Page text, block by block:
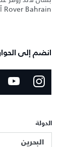
Rover Bahrain أو على الانستجرام @emlandroverbahrain.
انضم إلى الحوار
الدولة
البحرين